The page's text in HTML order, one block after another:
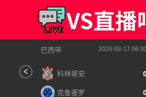
巴西甲 2026-08-17 06:30
科林蒂安
克鲁塞罗